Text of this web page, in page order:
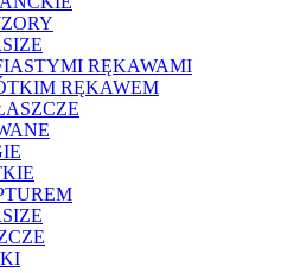
RĘKAWAMI
RĘKAWEM